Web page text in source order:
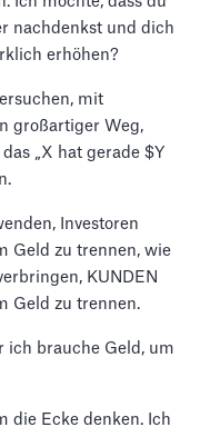
nachdenkst und dich
erhöhen?
mit
großartiger Weg,
„X hat gerade $Y
Investoren
Geld zu trennen, wie
KUNDEN
Geld zu trennen.
ich brauche Geld, um
die Ecke denken. Ich